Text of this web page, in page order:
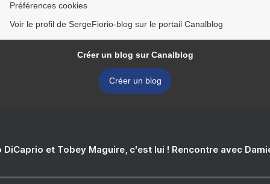
Préférences cookies
Voir le profil de SergeFiorio-blog sur le portail Canalblog
Créer un blog sur Canalblog
Créer un blog
DiCaprio et Tobey Maguire, c'est lui ! Rencontre avec